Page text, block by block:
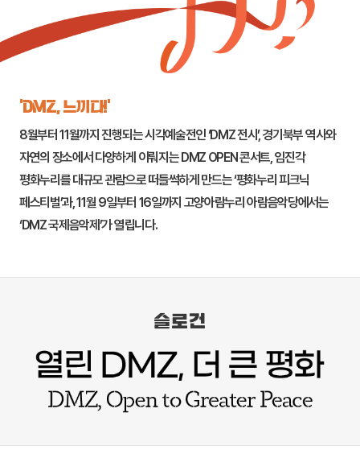
‘DMZ, 느끼다!’
8월부터 11월까지 진행되는 시각예술전인 ‘DMZ 전시’, 경기북부 역사와
자연의 장소에서 다양하게 이뤄지는 DMZ OPEN 콘서트, 임진각
평화누리를 대규모 관람으로 떠들썩하게 만드는 ‘평화누리 피크닉
페스티벌’과, 11월 9일부터 16일까지 고양아람누리 아람음악당에서는
‘DMZ 국제음악제’가 열립니다.
슬로건